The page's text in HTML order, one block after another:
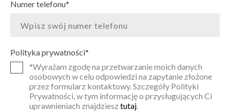
Numer telefonu*
Polityka prywatności*
*Wyrażam zgodę na przetwarzanie moich danych
osobowych w celu odpowiedzi na zapytanie złożone
przez formularz kontaktowy. Szczegóły Polityki
Prywatności, w tym informację o przysługujących Ci
uprawnieniach znajdziesz tutaj.